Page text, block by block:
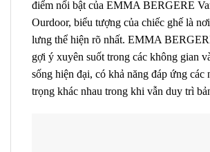
điểm nổi bật của EMMA BERGERE
Ourdoor, biểu tượng của chiếc ghế là
lưng thể hiện rõ nhất. EMMA
gợi ý xuyên suốt trong các không gian
sống hiện đại, có khả năng đáp ứng các
trọng khác nhau trong khi vẫn duy trì